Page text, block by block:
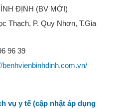
ĐỊNH (BV MỚI)
Thạch, P. Quy Nhơn, T.Gia
96 39
benhvienbinhdinh.com.vn/
vụ y tế (cập nhật áp dụng